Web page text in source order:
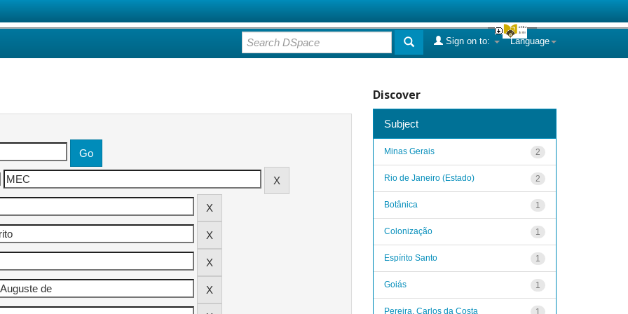
Language
Sign on to:
Discover
Subject
2
Minas Gerais
2
Rio de Janeiro (Estado)
1
Botânica
1
Colonização
1
Espírito Santo
1
Goiás
1
Pereira, Carlos da Costa